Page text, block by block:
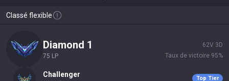
Classé flexible
diamond 1
75 LP
62V 3 D
Taux de victoire 95%
challenger Top Tier